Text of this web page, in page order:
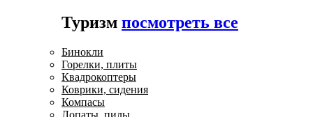
Туризм посмотреть все
Бинокли
Горелки, плиты
Квадрокоптеры
Коврики, сидения
Компасы